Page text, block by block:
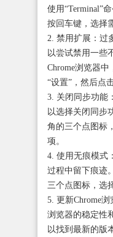
使用“Terminal”
按回车键，选择
2. 禁用扩展：过
以尝试禁用一些
Chrome浏览器
“设置”，然后点
3. 关闭同步功能
以选择关闭同步
角的三个点图标
项。
4. 使用无痕模式
过程中留下痕迹
三个点图标，选
5. 更新Chrome
浏览器的稳定性
以找到最新的版